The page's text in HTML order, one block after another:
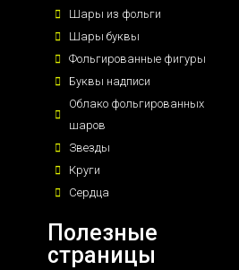
Шары из фольги
Шары буквы
Фольгированные фигуры
Буквы надписи
Облако фольгированных
шаров
Звезды
Круги
Сердца
Полезные
страницы